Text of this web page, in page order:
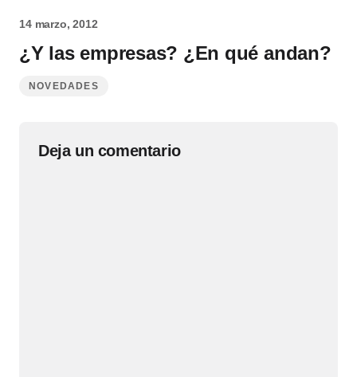
14 marzo, 2012
¿Y las empresas? ¿En qué andan?
NOVEDADES
Deja un comentario